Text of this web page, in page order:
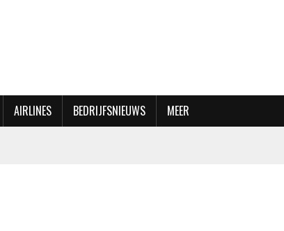
AIRLINES BEDRIJFSNIEUWS MEER